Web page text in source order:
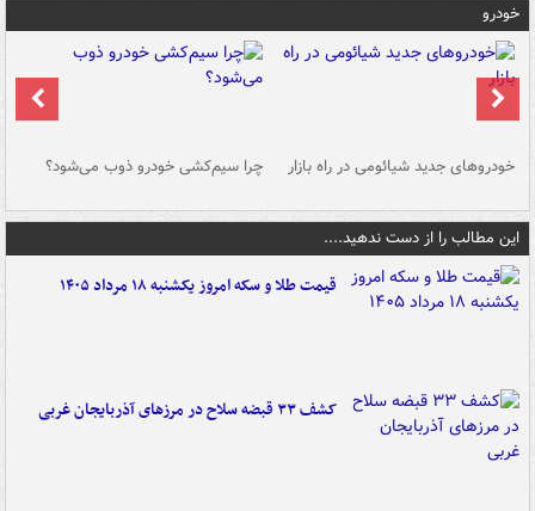
خودرو
خودروهای جدید شیائومی در راه بازار چرا سیم‌کشی خودرو ذوب می‌شود؟
این مطالب را از دست ندهید....
قیمت طلا و سکه امروز یکشنبه ۱۸ مرداد ۱۴۰۵
کشف ۳۳ قبضه سلاح در مرزهای آذربایجان غربی